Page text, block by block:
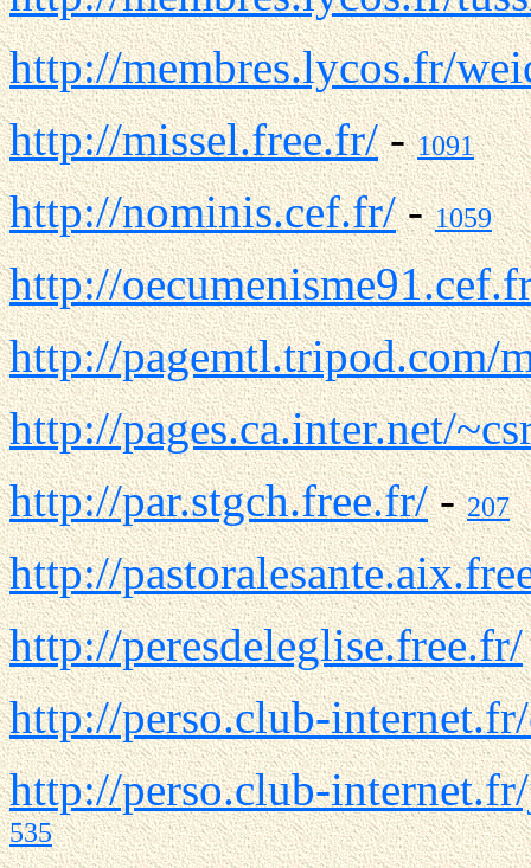
http://membres.lycos.fr/
http://missel.free.fr/-1091
http://nominis.cef.fr/-1059
http://
http://pagemtl.tripod.com/
http://pages.ca.inter.net/
http://par.stgch.free.fr/-207
http://
http://peresdeleglise.free.fr/
http://perso.club-
http://perso.club-
535